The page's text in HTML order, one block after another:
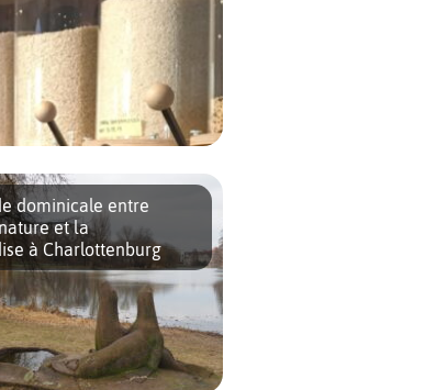
[…]
le nouveau magasin en vrac
dominicale entre
et la
à Charlottenburg